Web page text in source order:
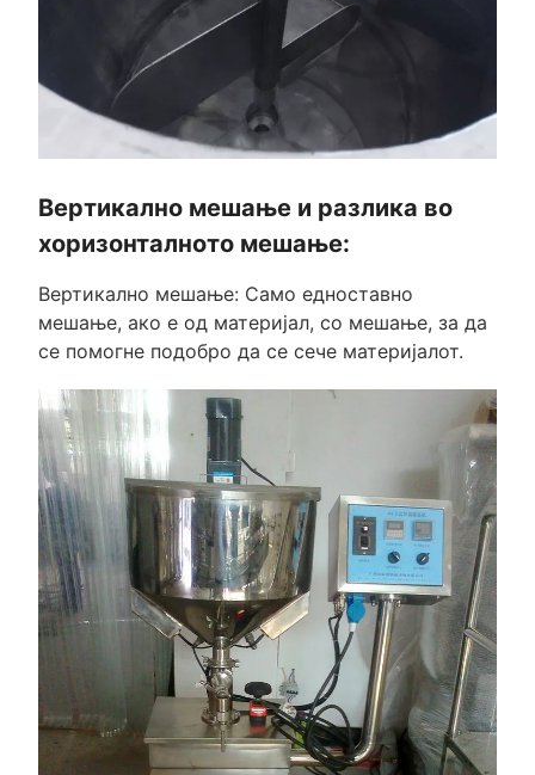
Вертикално мешање и разлика во
хоризонталното мешање:
Вертикално мешање: Само едноставно
мешање, ако е од материјал, со мешање, за да
се помогне подобро да се сече материјалот.